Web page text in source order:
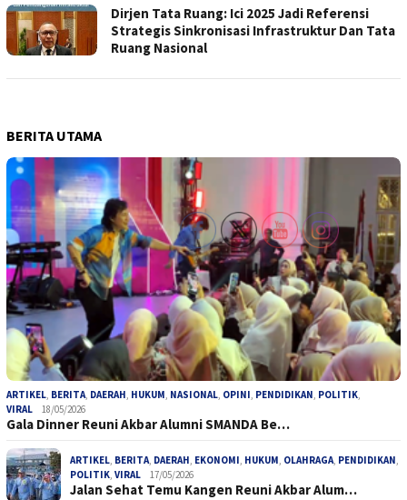
Dirjen Tata Ruang: Ici 2025 Jadi Referensi
Strategis Sinkronisasi Infrastruktur Dan Tata
Ruang Nasional
BERITA UTAMA
ARTIKEL, BERITA, DAERAH, HUKUM, NASIONAL, OPINI, PENDIDIKAN, POLITIK,
VIRAL
18/05/2026
Gala Dinner Reuni Akbar Alumni SMANDA Be…
ARTIKEL, BERITA, DAERAH, EKONOMI, HUKUM, OLAHRAGA, PENDIDIKAN,
POLITIK, VIRAL 17/05/2026
Jalan Sehat Temu Kangen Reuni Akbar Alum…